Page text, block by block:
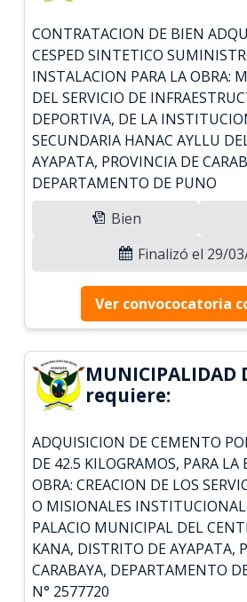
CONTRATACION DE BIEN
CESPED SINTETICO
INSTALACION PARA LA OBRA:
DEL SERVICIO DE
DEPORTIVA, DE LA
SECUNDARIA HANAC AYLLU
AYAPATA, PROVINCIA DE
DEPARTAMENTO DE PUNO
Bien
Finalizó el 29/
Ver convococatoria
MUNICIPALIDAD
requiere:
ADQUISICION DE CEMENTO
DE 42.5 KILOGRAMOS, PARA LA
OBRA: CREACION DE LOS
O MISIONALES
PALACIO MUNICIPAL DEL
KANA, DISTRITO DE AYAPATA,
CARABAYA, DEPARTAMENTO
N° 2577720